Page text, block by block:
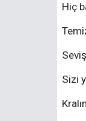
Hiç
Sizi